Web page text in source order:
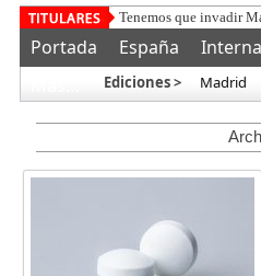
Tenemos que invadir
Portada España
Ediciones > Madrid